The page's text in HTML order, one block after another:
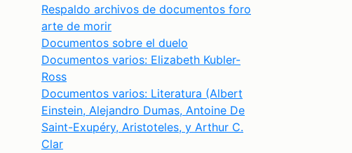
Respaldo archivos de documentos foro
arte de morir
Documentos sobre el duelo
Documentos varios: Elizabeth Kubler-
Ross
Documentos varios: Literatura (Albert
Einstein, Alejandro Dumas, Antoine De
Saint-Exupéry, Aristoteles, y Arthur C.
Clar